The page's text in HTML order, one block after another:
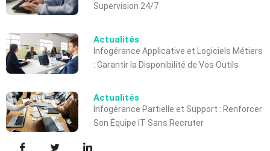
Supervision 24/7
Actualités
Infogérance Applicative et Logiciels Métiers
: Garantir la Disponibilité de Vos Outils
Actualités
Infogérance Partielle et Support : Renforcer
Son Équipe IT Sans Recruter